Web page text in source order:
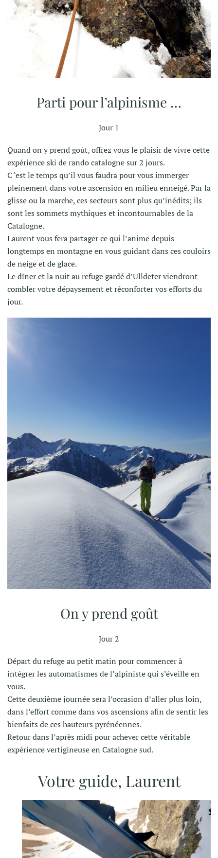
Parti pour l’alpinisme …
Jour 1
Quand on y prend goût, offrez vous le plaisir de vivre cette
expérience ski de rando catalogne sur 2 jours.
C ‘est le temps qu’il vous faudra pour vous immerger
pleinement dans votre ascension en milieu enneigé. Par la
glisse ou la marche, ces secteurs sont plus qu’inédits; ils
sont les sommets mythiques et incontournables de la
Catalogne.
Laurent vous fera partager ce qui l’anime depuis
longtemps en montagne en vous guidant dans ces couloirs
de neige et de glace.
Le dîner et la nuit au refuge gardé d’Ulldeter viendront
combler votre dépaysement et réconforter vos efforts du
jour.
On y prend goût
Jour 2
Départ du refuge au petit matin pour commencer à
intégrer les automatismes de l’alpiniste qui s’éveille en
vous.
Cette deuxième journée sera l’occasion d’aller plus loin,
dans l’effort comme dans vos ascensions afin de sentir les
bienfaits de ces hauteurs pyrénéennes.
Retour dans l’après midi pour achever cette véritable
expérience vertigineuse en Catalogne sud.
Votre guide, Laurent